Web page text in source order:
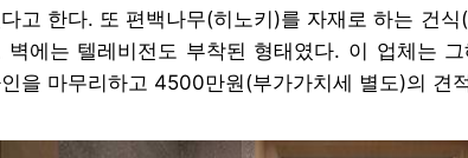
고 한다. 또 편백나무(히노키)를 자재로 하는 건
벽에는 텔레비전도 부착된 형태였다. 이 업체는
을 마무리하고 4500만원(부가가치세 별도)의 견